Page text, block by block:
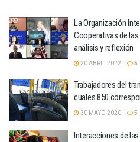
La Organización
Cooperativas de
análisis y reflexión
20 ABRIL 2022 5
Trabajadores del
cuales 850
30 MAYO 2020 5
Interacciones de